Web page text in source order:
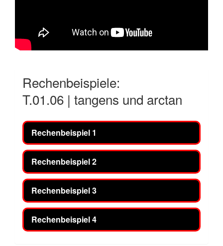
Rechenbeispiele:
T.01.06 | tangens und arctan
Rechenbeispiel 1
Rechenbeispiel 2
Rechenbeispiel 3
Rechenbeispiel 4